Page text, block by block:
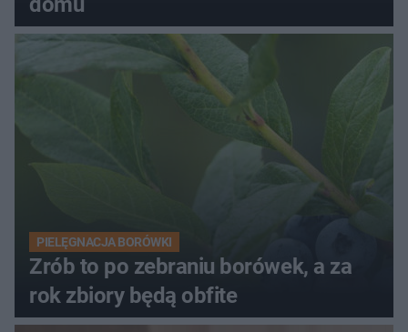
PIELĘGNACJA BORÓWKI
Zrób to po zebraniu borówek, a za
rok zbiory będą obfite